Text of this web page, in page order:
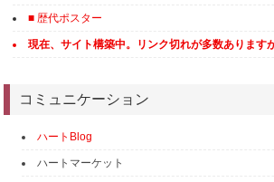
■ 歴代ポスター
現在、サイト構築中。リンク切れが多数あります
コミュニケーション
ハートBlog
ハートマーケット